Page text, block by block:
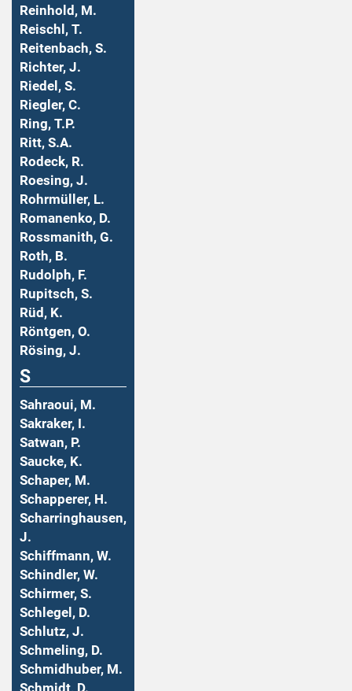
Reinhold, M.
Reischl, T.
Reitenbach, S.
Richter, J.
Riedel, S.
Riegler, C.
Ring, T.P.
Ritt, S.A.
Rodeck, R.
Roesing, J.
Rohrmüller, L.
Romanenko, D.
Rossmanith, G.
Roth, B.
Rudolph, F.
Rupitsch, S.
Rüd, K.
Röntgen, O.
Rösing, J.
S
Sahraoui, M.
Sakraker, I.
Satwan, P.
Saucke, K.
Schaper, M.
Schapperer, H.
Scharringhausen,
J.
Schiffmann, W.
Schindler, W.
Schirmer, S.
Schlegel, D.
Schlutz, J.
Schmeling, D.
Schmidhuber, M.
Schmidt, D.